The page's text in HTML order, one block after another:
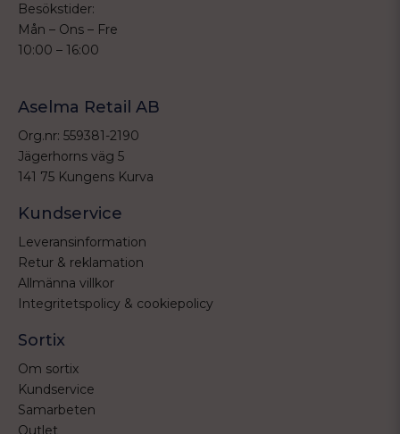
Besökstider:
Mån – Ons – Fre
10:00 – 16:00
Aselma Retail AB
Org.nr: 559381-2190
Jägerhorns väg 5
141 75 Kungens Kurva
Kundservice
Leveransinformation
Retur & reklamation
Allmänna villkor
Integritetspolicy & cookiepolicy
Sortix
Om sortix
Kundservice
Samarbeten
Outlet